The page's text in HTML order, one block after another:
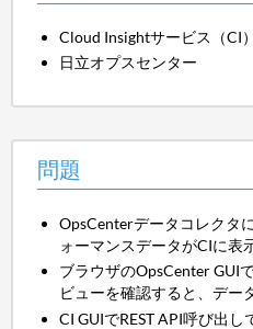
Cloud Insightサービス（CI）
日立オプスセンター
問題
OpsCenterデータコレクタ
ォーマンスデータがCIに表
ブラウザのOpsCenter GUI
ビューを確認すると、デー
CI GUIでREST API呼び出し